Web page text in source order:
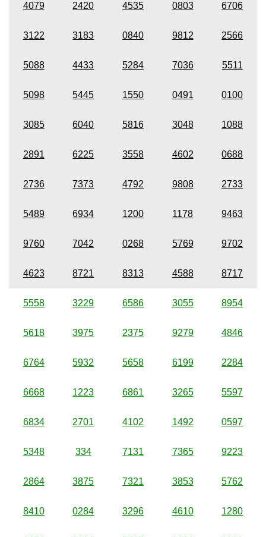
4079 2420 4535 0803 6706
3122 3183 0840 9812 2566
5088 4433 5284 7036 5511
5098 5445 1550 0491 0100
3085 6040 5816 3048 1088
2891 6225 3558 4602 0688
2736 7373 4792 9808 2733
5489 6934 1200 1178 9463
9760 7042 0268 5769 9702
4623 8721 8313 4588 8717
5558 3229 6586 3055 8954
5618 3975 2375 9279 4846
6764 5932 5658 6199 2284
6668 1223 6861 3265 5597
6834 2701 4102 1492 0597
5348 334 7131 7365 9223
2864 3875 7321 3853 5762
8410 0284 3296 4610 1280